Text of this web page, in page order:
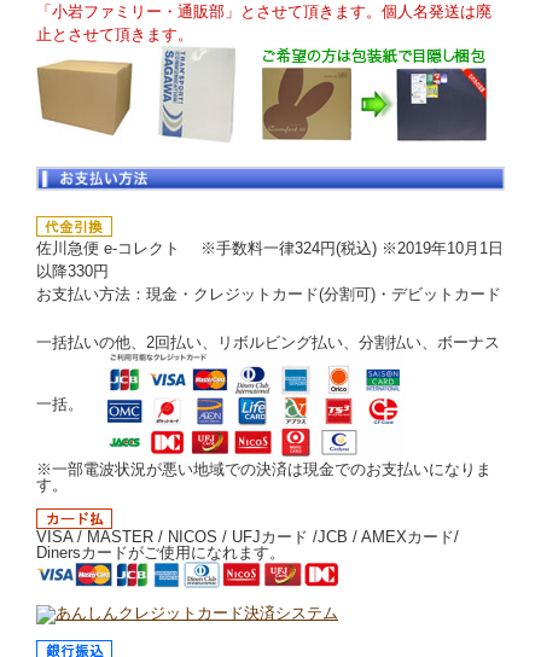
「小岩ファミリー・通販部」とさせて頂きます。個人名発送は廃
止とさせて頂きます。
佐川急便 e-コレクト ※手数料一律324円(税込) ※2019年10月1日
以降330円
お支払い方法：現金・クレジットカード(分割可)・デビットカード
一括払いの他、2回払い、リボルビング払い、分割払い、ボーナス
一括。
※一部電波状況が悪い地域での決済は現金でのお支払いになりま
す。
VISA / MASTER / NICOS / UFJカード /JCB / AMEXカード/
Dinersカードがご使用になれます。